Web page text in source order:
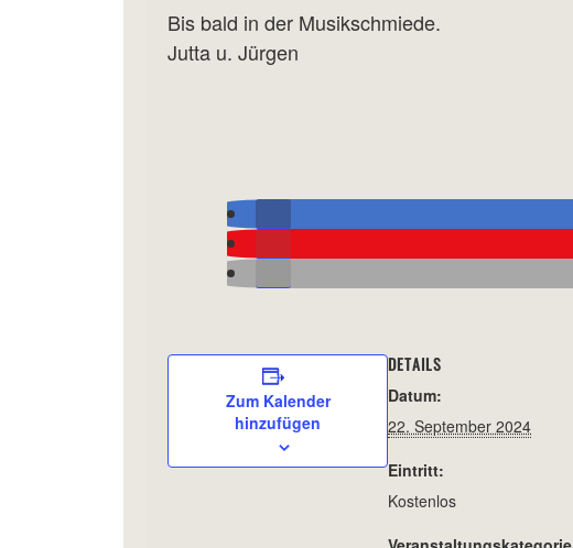
Bis bald in der Musikschmiede.
Jutta u. Jürgen
Zum Kalender
hinzufügen
DETAILS
Datum:
22. September 2024
Eintritt:
Kostenlos